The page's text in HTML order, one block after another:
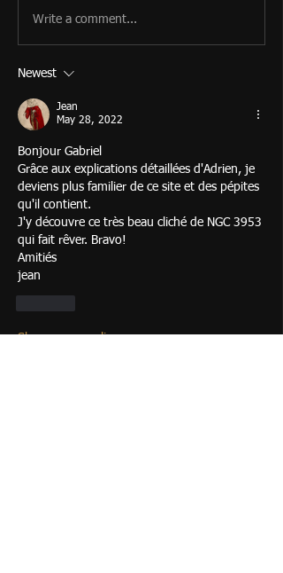
Write a comment...
Newest
Jean
May 28, 2022
Bonjour Gabriel
Grâce aux explications détaillées d'Adrien, je
deviens plus familier de ce site et des pépites
qu'il contient.
J'y découvre ce très beau cliché de NGC 3953
qui fait rêver. Bravo!
Amitiés
jean
Show more replies